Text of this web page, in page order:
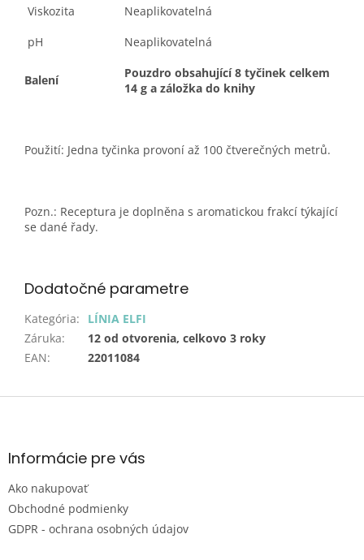
Viskozita
Neaplikovatelná
pH
Neaplikovatelná
Balení
Pouzdro obsahující 8 tyčinek celkem
14 g a záložka do knihy
Použití: Jedna tyčinka provoní až 100 čtverečných metrů.
Pozn.: Receptura je doplněna s aromatickou frakcí týkající
se dané řady.
Dodatočné parametre
Kategória:
LÍNIA ELFI
Záruka:
12 od otvorenia, celkovo 3 roky
EAN: 22011084
Z
ä
e
Informácie pre vás
Ako nakupovať
Obchodné podmienky
GDPR - ochrana osobných údajov